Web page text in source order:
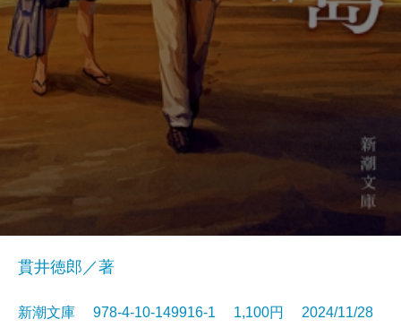
貫井徳郎／著
新潮文庫 978-4-10-149916-1 1,100円 2024/11/28